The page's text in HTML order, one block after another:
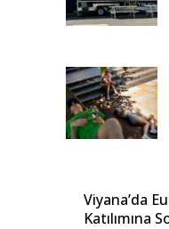
Viyana’da
Katılımına